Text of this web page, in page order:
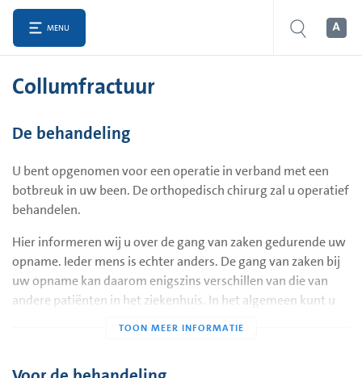
MENU
Collumfractuur
De behandeling
U bent opgenomen voor een operatie in verband met een
botbreuk in uw been. De orthopedisch chirurg zal u operatief
behandelen.
Hier informeren wij u over de gang van zaken gedurende uw
opname. Ieder mens is echter anders. De gang van zaken bij
uw opname kan daarom enigszins verschillen van die van
andere patiënten in het ziekenhuis. In het algemeen kunt u
Een collumfractuur